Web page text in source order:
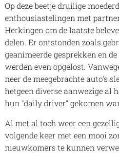
Op deze beetje druilige
enthousiastelingen met
Herkingen om de laatste
delen. Er ontstonden zoals
geanimeerde gesprekken en
werden even opgelost.
neer de meegebrachte auto's
hetgeen diverse aanwezige al
hun "daily driver" gekomen
Al met al toch weer een
volgende keer met een mooi
nieuwkomers te kunnen